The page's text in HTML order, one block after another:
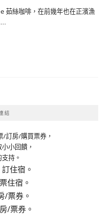
茹絲咖啡，在前幾年也在正濱漁
…
結
/訂房/購買票券，
小回饋，
持。
住宿。
住宿。
/票券。
/票券。